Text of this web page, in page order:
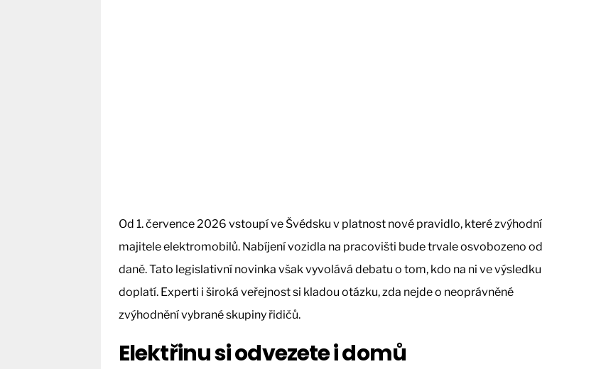
Od 1. července 2026 vstoupí ve Švédsku v platnost nové pravidlo, které zvýhodní
majitele elektromobilů. Nabíjení vozidla na pracovišti bude trvale osvobozeno od
daně. Tato legislativní novinka však vyvolává debatu o tom, kdo na ni ve výsledku
doplatí. Experti i široká veřejnost si kladou otázku, zda nejde o neoprávněné
zvýhodnění vybrané skupiny řidičů.
Elektřinu si odvezete i domů